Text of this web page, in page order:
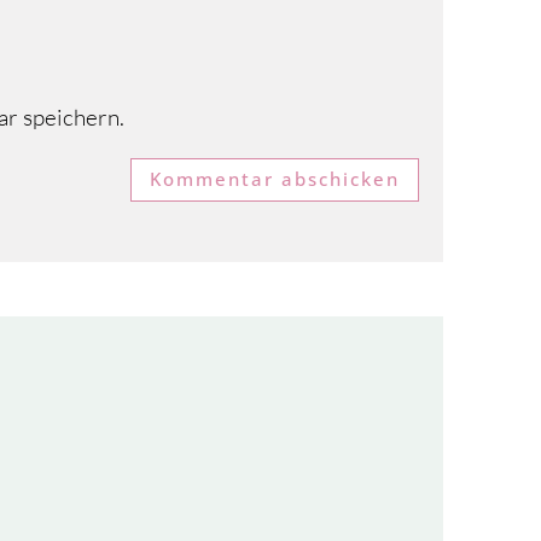
speichern.
Kommentar abschicken